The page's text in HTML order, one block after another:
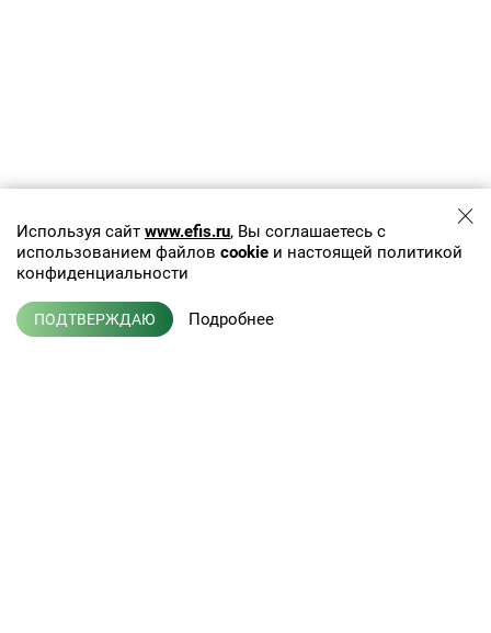
Используя сайт www.efis.ru, Вы соглашаетесь с
использованием файлов cookie и настоящей политикой
конфиденциальности
ПОДТВЕРЖДАЮ Подробнее